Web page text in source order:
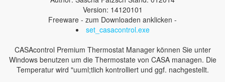
Version: 14120101
Freeware - zum Downloaden anklicken -
set_casacontrol.exe
CASAcontrol Premium Thermostat Manager können Sie unter
Windows benutzen um die Thermostate von CASA managen. Die
Temperatur wird "uuml;tlich kontrolliert und ggf. nachgestellt.